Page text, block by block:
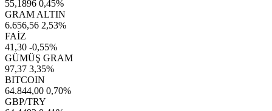
55,1896 0,45%
GRAM ALTIN
6.656,56 2,53%
FAİZ
41,30 -0,55%
GÜMÜŞ GRAM
97,37 3,35%
BITCOIN
64.844,00 0,70%
GBP/TRY